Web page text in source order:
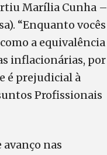
Marília Cunha –
“Enquanto vocês
a equivalência
inflacionárias, por
é prejudicial à
Profissionais
nas